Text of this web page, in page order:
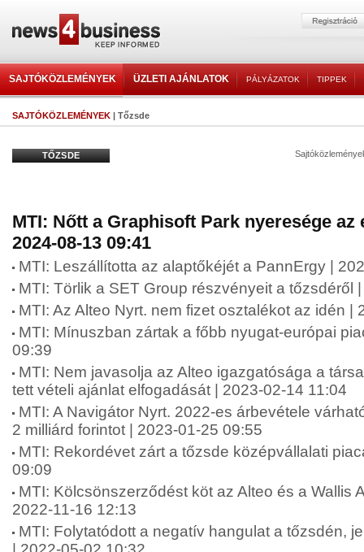
SAJTÓKÖZLEMÉNYEK ÜZLETI AJÁNLATOK PÁLYÁZATOK TIPPEK
SAJTÓKÖZLEMÉNYEK | Tőzsde
TŐZSDE
MTI: Nőtt a Graphisoft Park nyeresége az
2024-08-13 09:41
MTI: Leszállította az alaptőkéjét a PannErgy |
MTI: Törlik a SET Group részvényeit a tőzsdéről
MTI: Az Alteo Nyrt. nem fizet osztalékot az idén |
MTI: Mínuszban zártak a főbb nyugat-európai
09:39
MTI: Nem javasolja az Alteo igazgatósága a
tett vételi ajánlat elfogadását | 2023-02-14 11:04
MTI: A Navigátor Nyrt. 2022-es árbevétele
2 milliárd forintot | 2023-01-25 09:55
MTI: Rekordévet zárt a tőzsde középvállalati
09:09
MTI: Kölcsönszerződést köt az Alteo és a Wallis
2022-11-16 12:13
MTI: Folytatódott a negatív hangulat a tőzsdén,